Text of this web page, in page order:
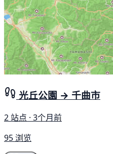
光丘公園 → 千曲市
2 站点 · 3个月前
95 浏览